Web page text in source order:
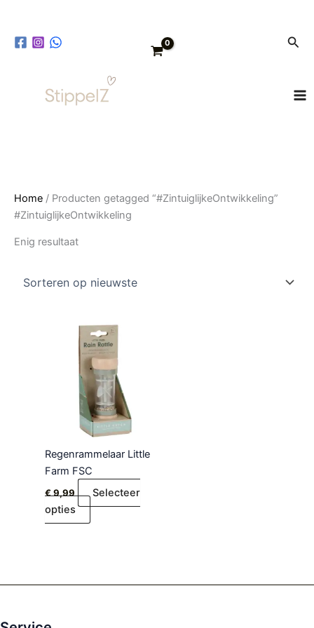
Home / Producten getagged “#ZintuiglijkeOntwikkeling”
#ZintuiglijkeOntwikkeling
Enig resultaat
Regenrammelaar Little
Farm FSC
€9,99
Selecteer
opties